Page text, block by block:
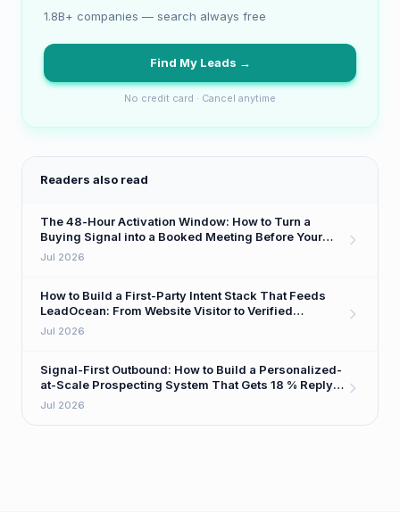
1.8B+ companies — search always free
Find My Leads →
No credit card · Cancel anytime
Readers also read
The 48-Hour Activation Window: How to Turn a
Buying Signal into a Booked Meeting Before Your
Competitor Even Sees It
Jul 2026
How to Build a First-Party Intent Stack That Feeds
LeadOcean: From Website Visitor to Verified
Decision-Maker in One Workflow
Jul 2026
Signal-First Outbound: How to Build a Personalized-
at-Scale Prospecting System That Gets 18 % Reply
Rates
Jul 2026